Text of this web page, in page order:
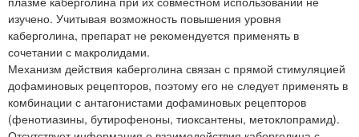
изучено. Учитывая возможность повышения уровня
каберголина, препарат не рекомендуется применять в
сочетании с макролидами.
Механизм действия каберголина связан с прямой стимуляцией
дофаминовых рецепторов, поэтому его не следует применять в
комбинации с антагонистами дофаминовых рецепторов
(фенотиазины, бутирофеноны, тиоксантены, метоклопрамид).